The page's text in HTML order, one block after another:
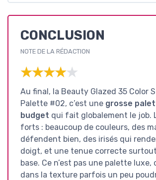
CONCLUSION
NOTE DE LA RÉDACTION
★★★★★
★★★★★
Au final, la Beauty Glazed 35 Color
Palette #02, c’est une grosse
budget qui fait globalement le job.
forts : beaucoup de couleurs, des
défendent bien, des irisés qui
doigt, et une tenue correcte
base. Ce n’est pas une palette luxe,
dans la texture parfois un peu